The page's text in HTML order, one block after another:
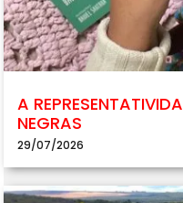
A
NEGRAS
29/07/2026